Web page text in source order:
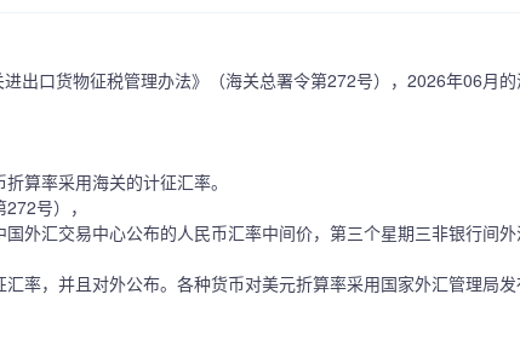
出口货物征税管理办法》（海关总署令第272号），2026年06月
算率采用海关的计征汇率。
号），
外汇交易中心公布的人民币汇率中间价，第三个星期三非银行间
率，并且对外公布。各种货币对美元折算率采用国家外汇管理局